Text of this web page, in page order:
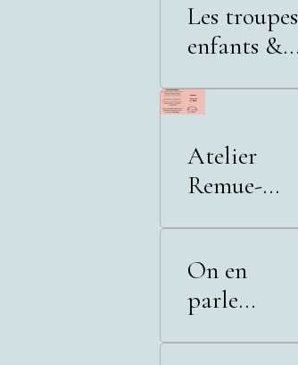
Les troupes
enfants &
Atelier
Remue-
On en
parle...